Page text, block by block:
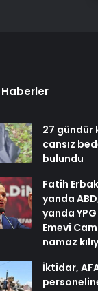
27 gündür
cansız
bulundu
Fatih
yanda
yanda
Emevi
namaz
İktidar,